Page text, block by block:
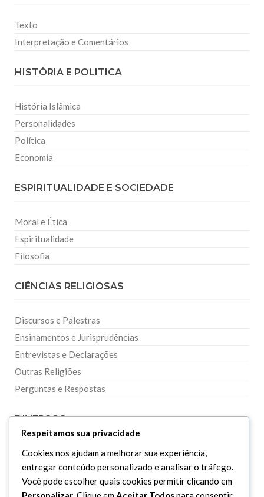
Texto
Interpretação e Comentários
HISTÓRIA E POLITICA
História Islâmica
Personalidades
Política
Economia
ESPIRITUALIDADE E SOCIEDADE
Moral e Ética
Espiritualidade
Filosofia
CIÊNCIAS RELIGIOSAS
Discursos e Palestras
Ensinamentos e Jurisprudências
Entrevistas e Declarações
Outras Religiões
Perguntas e Respostas
DIVERSOS
Curiosidades
Dicionário Islâmico
Downloads
Respeitamos sua privacidade
Cookies nos ajudam a melhorar sua experiência,
entregar conteúdo personalizado e analisar o tráfego.
Você pode escolher quais cookies permitir clicando em